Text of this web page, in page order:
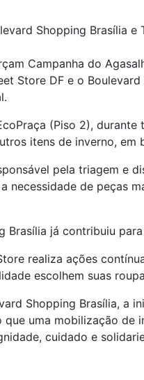
Shopping Brasília
Campanha do
Store DF e o
(Piso 2),
itens de inverno, em
pela triagem e
de peças
Brasília já contribuiu
realiza ações
escolhem suas
Shopping Brasília, a
uma mobilização
cuidado e